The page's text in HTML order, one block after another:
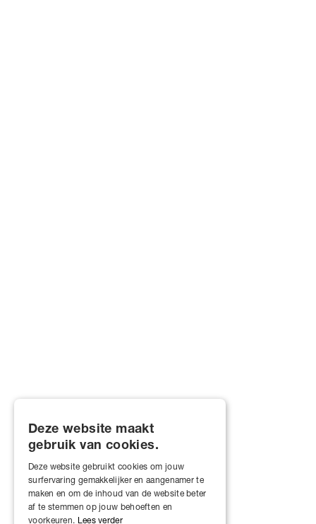
Deze website maakt
gebruik van cookies.
Deze website gebruikt cookies om jouw
surfervaring gemakkelijker en aangenamer te
maken en om de inhoud van de website beter
af te stemmen op jouw behoeften en
voorkeuren. Lees verder